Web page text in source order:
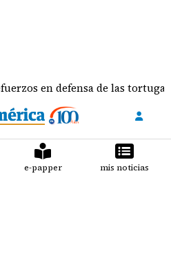
defensa de las tortugas marinas
e-papper mis noticias